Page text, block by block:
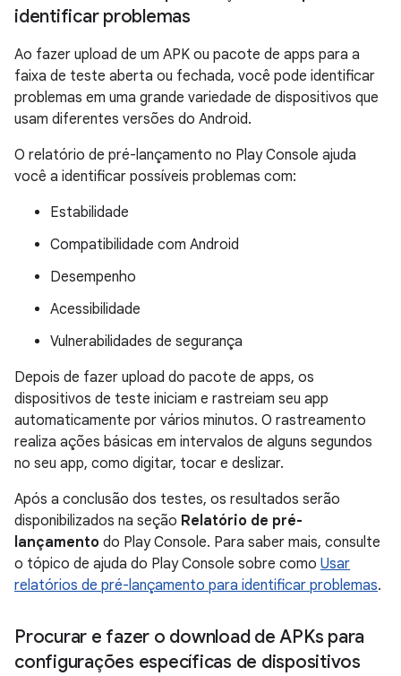
identificar problemas
Ao fazer upload de um APK ou pacote de apps para a
faixa de teste aberta ou fechada, você pode identificar
problemas em uma grande variedade de dispositivos que
usam diferentes versões do Android.
O relatório de pré-lançamento no Play Console ajuda
você a identificar possíveis problemas com:
Estabilidade
Compatibilidade com Android
Desempenho
Acessibilidade
Vulnerabilidades de segurança
Depois de fazer upload do pacote de apps, os
dispositivos de teste iniciam e rastreiam seu app
automaticamente por vários minutos. O rastreamento
realiza ações básicas em intervalos de alguns segundos
no seu app, como digitar, tocar e deslizar.
Após a conclusão dos testes, os resultados serão
disponibilizados na seção Relatório de pré-
lançamento do Play Console. Para saber mais, consulte
o tópico de ajuda do Play Console sobre como Usar
relatórios de pré-lançamento para identificar problemas.
Procurar e fazer o download de APKs para
configurações específicas de dispositivos